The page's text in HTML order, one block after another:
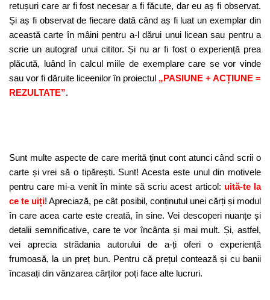
retușuri care ar fi fost necesar a fi făcute, dar eu aș fi observat.
Și aș fi observat de fiecare dată când aș fi luat un exemplar din
această carte în mâini pentru a-l dărui unui licean sau pentru a
scrie un autograf unui cititor. Și nu ar fi fost o experiență prea
plăcută, luând în calcul miile de exemplare care se vor vinde
sau vor fi dăruite liceenilor în proiectul „PASIUNE + ACȚIUNE =
REZULTATE”.
Sunt multe aspecte de care merită ținut cont atunci când scrii o
carte și vrei să o tipărești. Sunt! Acesta este unul din motivele
pentru care mi-a venit în minte să scriu acest articol: uită-te la
ce te uiți! Apreciază, pe cât posibil, conținutul unei cărți și modul
în care acea carte este creată, în sine. Vei descoperi nuanțe și
detalii semnificative, care te vor încânta și mai mult. Și, astfel,
vei aprecia strădania autorului de a-ți oferi o experiență
frumoasă, la un preț bun. Pentru că prețul contează și cu banii
încasați din vânzarea cărților poți face alte lucruri.